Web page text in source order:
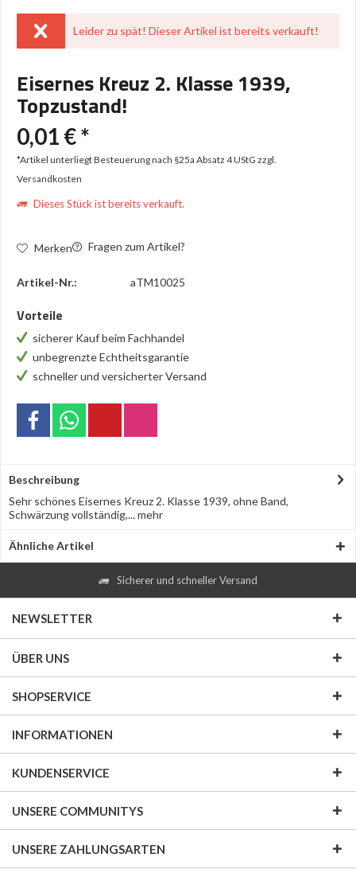
Leider zu spät! Dieser Artikel ist bereits verkauft!
Eisernes Kreuz 2. Klasse 1939,
Topzustand!
0,01 € *
*Artikel unterliegt Besteuerung nach §25a Absatz 4 UStG zzgl.
Versandkosten
Dieses Stück ist bereits verkauft.
Merken Fragen zum Artikel?
Artikel-Nr.: aTM10025
Vorteile
sicherer Kauf beim Fachhandel
unbegrenzte Echtheitsgarantie
schneller und versicherter Versand
Beschreibung
Sehr schönes Eisernes Kreuz 2. Klasse 1939, ohne Band,
Schwärzung vollständig,...mehr
Ähnliche Artikel
Sicherer und schneller Versand
NEWSLETTER
ÜBER UNS
SHOPSERVICE
INFORMATIONEN
KUNDENSERVICE
UNSERE COMMUNITYS
UNSERE ZAHLUNGSARTEN